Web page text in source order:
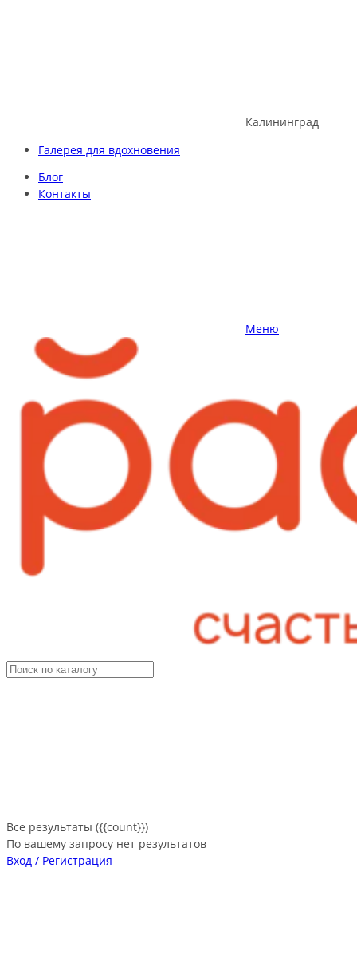
Калининград
Галерея для вдохновения
Блог
Контакты
Меню
Все результаты ({{count}})
По вашему запросу нет результатов
Вход / Регистрация